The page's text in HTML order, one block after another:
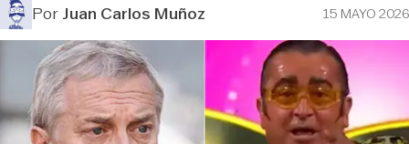
PorJuan Carlos Muñoz 15 MAYO 2026